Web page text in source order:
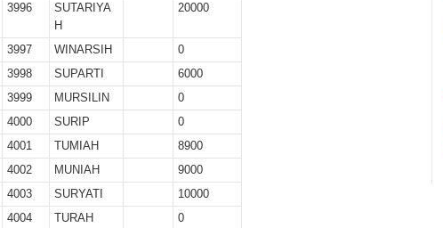
II 2025
I 2025
2025
3996
SUTARIYA
H
20000
3997 WINARSIH
0
3998 SUPARTI
6000
3999 MURSILIN
0
4000 SURIP
0
4001 TUMIAH
8900
4002 MUNIAH
9000
4003 SURYATI
10000
4004 TURAH
0